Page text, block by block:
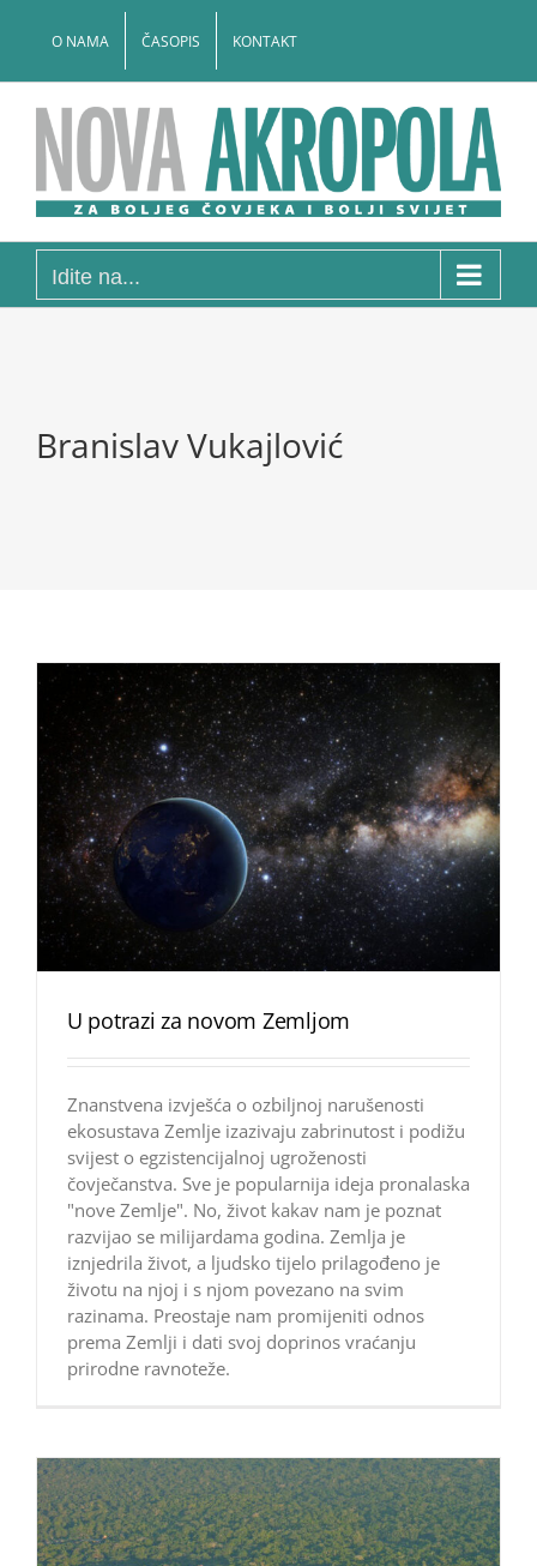
O NAMA ČASOPIS KONTAKT
Idite na...
Branislav Vukajlović
U potrazi za novom Zemljom
Znanstvena izvješća o ozbiljnoj narušenosti
ekosustava Zemlje izazivaju zabrinutost i podižu
svijest o egzistencijalnoj ugroženosti
čovječanstva. Sve je popularnija ideja pronalaska
"nove Zemlje". No, život kakav nam je poznat
razvijao se milijardama godina. Zemlja je
iznjedrila život, a ljudsko tijelo prilagođeno je
životu na njoj i s njom povezano na svim
razinama. Preostaje nam promijeniti odnos
prema Zemlji i dati svoj doprinos vraćanju
prirodne ravnoteže.